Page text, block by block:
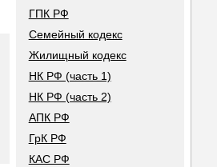
ГПК РФ
Семейный кодекс
Жилищный кодекс
НК РФ (часть 1)
НК РФ (часть 2)
АПК РФ
ГрК РФ
КАС РФ